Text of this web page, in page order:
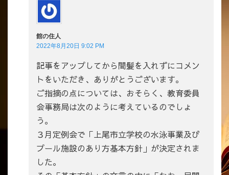
館の住人
2022年8月20日 9:02 PM
記事をアップしてから間髪を入れずにコメン
トをいただき、ありがとうございます。
ご指摘の点については、おそらく、教育委員
会事務局は次のように考えているのでしょ
う。
３月定例会で「上尾市立学校の水泳事業及び
プール施設のあり方基本方針」が決定されま
した。